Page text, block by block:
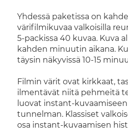
Yhdessä paketissa on
värifilmikuvaa valkoisilla
5-packissa 40 kuvaa. Kuva
kahden minuutin aikana.
täysin näkyvissä 10-15
Filmin värit ovat kirkkaat,
ilmentävät niitä pehmeitä
luovat instant-
tunnelman. Klassiset
osa instant-kuvaamisen